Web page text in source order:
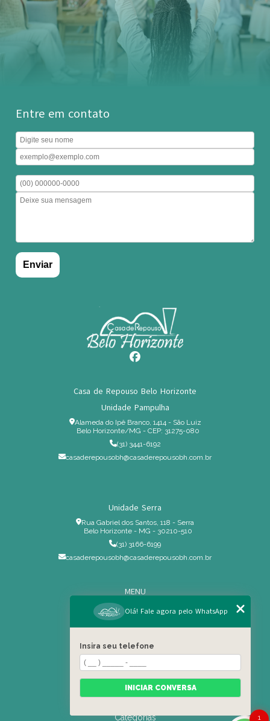
Entre em contato
Casa de Repouso Belo Horizonte
Unidade Pampulha
Alameda do Ipê Branco, 1414 - São Luiz
Belo Horizonte/MG - CEP: 31275-080
(31) 3441-6192
casaderepousobh@casaderepousobh.com.br
Unidade Serra
Rua Gabriel dos Santos, 118 - Serra
Belo Horizonte - MG - 30210-510
(31) 3166-6199
casaderepousobh@casaderepousobh.com.br
MENU
Home
Institucional
Serviços Especiais
Blog
Residência
Categorias
1
Olá! Fale agora pelo WhatsApp
Insira seu telefone
INICIAR CONVERSA